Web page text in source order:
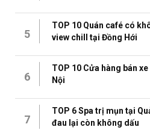
5
TOP 10 Quán café có
view chill tại Đồng Hới
6
TOP 10 Cửa hàng bán
Nội
7
TOP 6 Spa trị mụn tại
đau lại còn không dấu